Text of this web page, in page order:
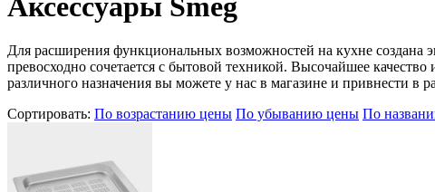
Для расширения функциональных возможностей на кухне создана
превосходно сочетается с бытовой техникой. Высочайшее
различного назначения вы можете у нас в магазине и привнести в
Сортировать: По возрастанию цены По убыванию цены По